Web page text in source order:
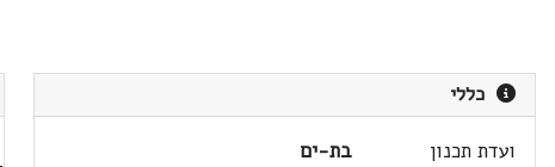
כללי
ועדת תכנון
בת-ים